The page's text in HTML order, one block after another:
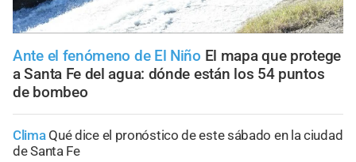
Ante el fenómeno de El Niño El mapa que protege
a Santa Fe del agua: dónde están los 54 puntos
de bombeo
Clima Qué dice el pronóstico de este sábado en la ciudad
de Santa Fe